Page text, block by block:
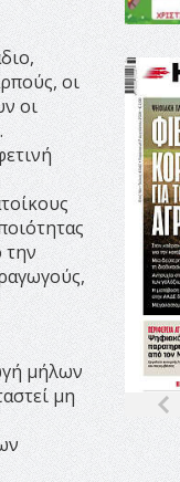
οι
οι
την
μήλων
μη